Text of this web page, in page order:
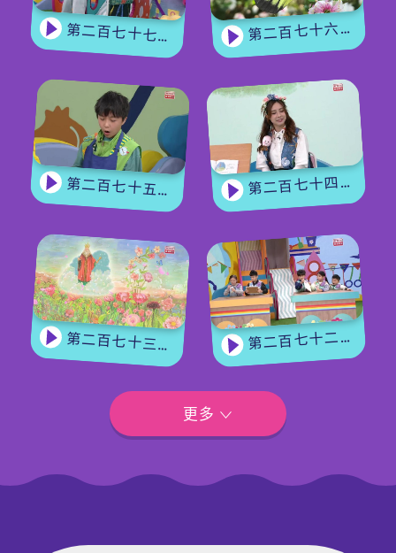
第二百七十七集 - 【玩转星期五】 蝴蝶变变变 第二百七十六集 - 【嘉宾来了】 蝴蝶专家
第二百七十五集 - 【手作Easy Job】 盆栽磨菇 【Yummy Time】仲夏蝴蝶粉 第二百七十四集 - 《花神的奖励》下集
第二百七十三集 - 《花神的奖励》上集 第二百七十二集 - 【玩转星期五】眼力大挑战
更多